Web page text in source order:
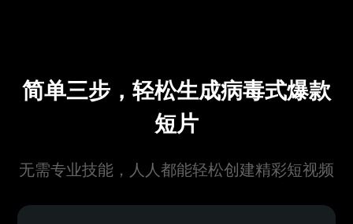
简单三步，轻松生成病毒式爆款
短片
无需专业技能，人人都能轻松创建精彩短视频